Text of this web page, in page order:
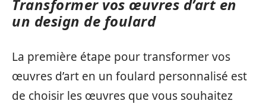
Transformer vos œuvres d’art en
un design de foulard
La première étape pour transformer vos
œuvres d’art en un foulard personnalisé est
de choisir les œuvres que vous souhaitez